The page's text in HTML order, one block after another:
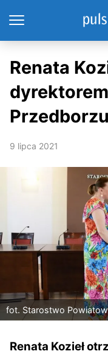
Renata
Przedborzu
9 lipca 2021
fot. Starostwo
Renata Kozieł